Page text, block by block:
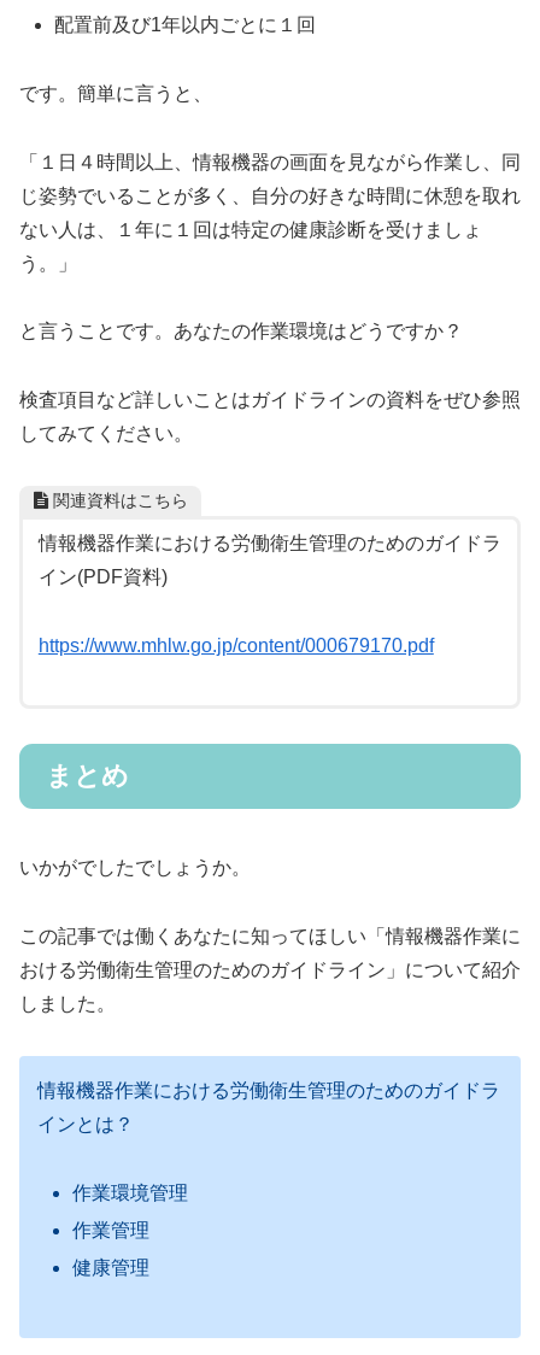
配置前及び1年以内ごとに１回
です。簡単に言うと、
「１日４時間以上、情報機器の画面を見ながら作業し、同
じ姿勢でいることが多く、自分の好きな時間に休憩を取れ
ない人は、１年に１回は特定の健康診断を受けましょ
う。」
と言うことです。あなたの作業環境はどうですか？
検査項目など詳しいことはガイドラインの資料をぜひ参照
してみてください。
関連資料はこちら
情報機器作業における労働衛生管理のためのガイドラ
イン(PDF資料)
https://www.mhlw.go.jp/content/000679170.pdf
まとめ
いかがでしたでしょうか。
この記事では働くあなたに知ってほしい「情報機器作業に
おける労働衛生管理のためのガイドライン」について紹介
しました。
情報機器作業における労働衛生管理のためのガイドラ
インとは？
作業環境管理
作業管理
健康管理